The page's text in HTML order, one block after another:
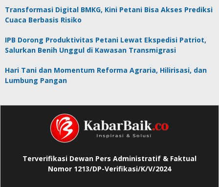
Transformasi Digital BMKG, Kini Petani Bisa Akses Prediksi
Cuaca Berbasis Risiko
IPB Dorong Produktivitas Petani Lewat Ekspedisi Patriot,
Salurkan Benih Unggul di Kawasan Transmigrasi
Hari Tani dan Momentum Reforma Agraria, Hilirisasi, dan
Lumbung Pangan
Terverifikasi Dewan Pers Administratif & Faktual
Nomor 1213/DP-Verifikasi/K/V/2024